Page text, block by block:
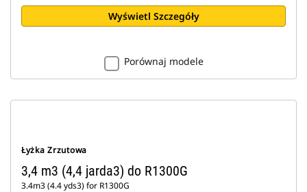
Wyświetl Szczegóły
Porównaj modele
Łyżka Zrzutowa
3,4 m3 (4,4 jarda3) do R1300G
3.4m3 (4.4 yds3) for R1300G